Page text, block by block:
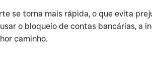
se torna mais rápida, o que evita
o bloqueio de contas bancárias, a
caminho.